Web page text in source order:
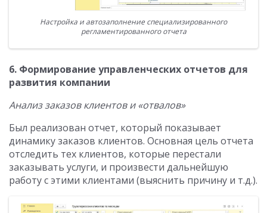
Настройка и автозаполнение специализированного
регламентированного отчета
6. Формирование управленческих отчетов для
развития компании
Анализ заказов клиентов и «отвалов»
Был реализован отчет, который показывает
динамику заказов клиентов. Основная цель отчета
отследить тех клиентов, которые перестали
заказывать услуги, и произвести дальнейшую
работу с этими клиентами (выяснить причину и т.д.).